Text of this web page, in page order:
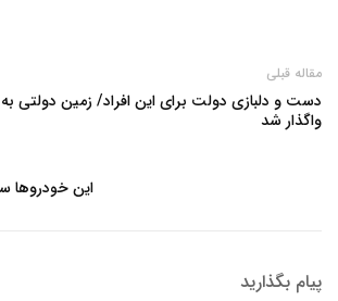
مقاله قبلی
دست و دلبازی دولت برای این افراد/ زمین دولتی
واگذار شد
این خودروها
پیام بگذارید